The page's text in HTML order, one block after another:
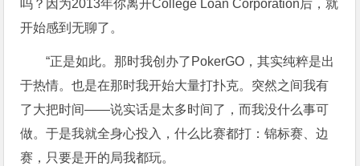
吗？因为2013年你离开College Loan Corporation后，就
开始感到无聊了。
“正是如此。那时我创办了PokerGO，其实纯粹是出
于热情。也是在那时我开始大量打扑克。突然之间我有
了大把时间——说实话是太多时间了，而我没什么事可
做。于是我就全身心投入，什么比赛都打：锦标赛、边
赛，只要是开的局我都玩。